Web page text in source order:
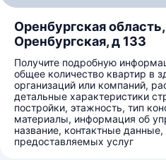
Оренбургская область,
Оренбургская, д 133
Получите подробную
общее количество квартир в
организаций или компаний,
детальные характеристики
постройки, этажность, тип
материалы, информация об
название, контактные данные,
предоставляемых услуг